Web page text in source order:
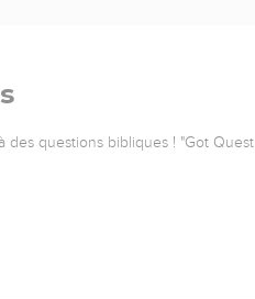
questions bibliques ! "Got